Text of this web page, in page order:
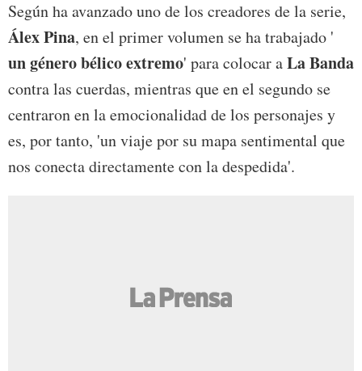
Según ha avanzado uno de los creadores de la serie,
Álex Pina, en el primer volumen se ha trabajado '
un género bélico extremo' para colocar aLa Banda
contra las cuerdas, mientras que en el segundo se
centraron en la emocionalidad de los personajes y
es, por tanto, 'un viaje por su mapa sentimental que
nos conecta directamente con la despedida'.